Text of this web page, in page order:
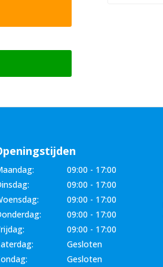
09:00 - 17:00
09:00 - 17:00
09:00 - 17:00
09:00 - 17:00
09:00 - 17:00
Gesloten
Gesloten